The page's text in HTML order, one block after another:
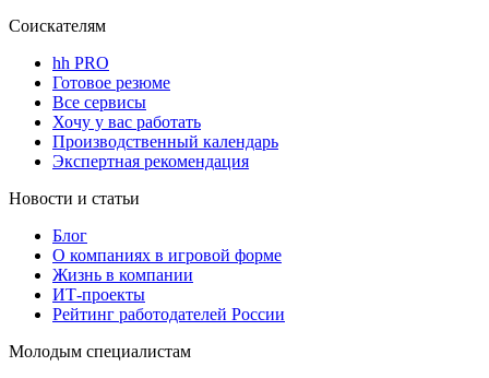
Соискателям
hh PRO
Готовое резюме
Все сервисы
Хочу у вас работать
Производственный календарь
Экспертная рекомендация
Новости и статьи
Блог
О компаниях в игровой форме
Жизнь в компании
ИТ-проекты
Рейтинг работодателей России
Молодым специалистам